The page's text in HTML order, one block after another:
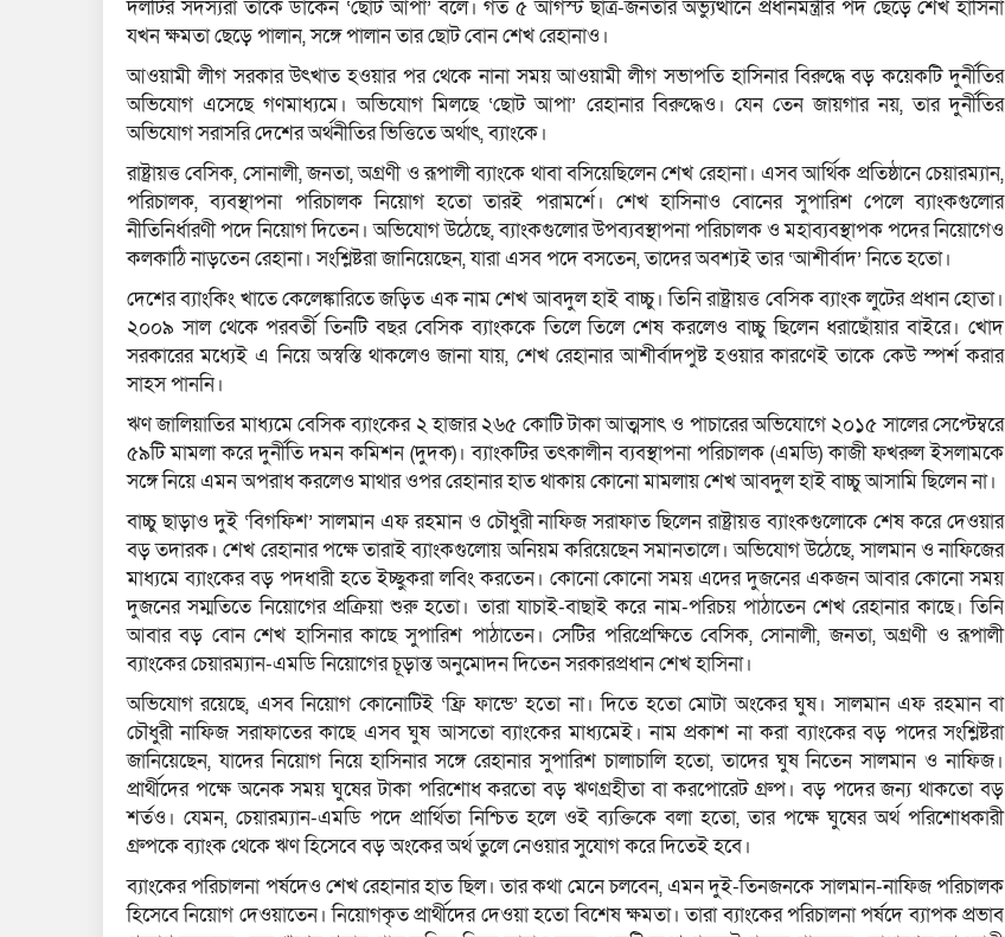
দলটির সদস্যরা তাকে ডাকেন ‘ছোট আপা’ বলে। গত ৫ আগস্ট ছাত্র-জনতার অভ্যুত্থানে প্রধানমন্ত্রীর পদ ছেড়ে শেখ হাসিনা
যখন ক্ষমতা ছেড়ে পালান, সঙ্গে পালান তার ছোট বোন শেখ রেহানাও।
আওয়ামী লীগ সরকার উৎখাত হওয়ার পর থেকে নানা সময় আওয়ামী লীগ সভাপতি হাসিনার বিরুদ্ধে বড় কয়েকটি দুর্নীতির
অভিযোগ এসেছে গণমাধ্যমে। অভিযোগ মিলছে ‘ছোট আপা’ রেহানার বিরুদ্ধেও। যেন তেন জায়গার নয়, তার দুর্নীতির
অভিযোগ সরাসরি দেশের অর্থনীতির ভিত্তিতে অর্থাৎ, ব্যাংকে।
রাষ্ট্রায়ত্ত বেসিক, সোনালী, জনতা, অগ্রণী ও রূপালী ব্যাংকে থাবা বসিয়েছিলেন শেখ রেহানা। এসব আর্থিক প্রতিষ্ঠানে চেয়ারম্যান,
পরিচালক, ব্যবস্থাপনা পরিচালক নিয়োগ হতো তারই পরামর্শে। শেখ হাসিনাও বোনের সুপারিশ পেলে ব্যাংকগুলোর
নীতিনির্ধারণী পদে নিয়োগ দিতেন। অভিযোগ উঠেছে, ব্যাংকগুলোর উপব্যবস্থাপনা পরিচালক ও মহাব্যবস্থাপক পদের নিয়োগেও
কলকাঠি নাড়তেন রেহানা। সংশ্লিষ্টরা জানিয়েছেন, যারা এসব পদে বসতেন, তাদের অবশ্যই তার ‘আশীর্বাদ’ নিতে হতো।
দেশের ব্যাংকিং খাতে কেলেঙ্কারিতে জড়িত এক নাম শেখ আবদুল হাই বাচ্চু। তিনি রাষ্ট্রায়ত্ত বেসিক ব্যাংক লুটের প্রধান হোতা।
২০০৯ সাল থেকে পরবর্তী তিনটি বছর বেসিক ব্যাংককে তিলে তিলে শেষ করলেও বাচ্চু ছিলেন ধরাছোঁয়ার বাইরে। খোদ
সরকারের মধ্যেই এ নিয়ে অস্বস্তি থাকলেও জানা যায়, শেখ রেহানার আশীর্বাদপুষ্ট হওয়ার কারণেই তাকে কেউ স্পর্শ করার
সাহস পাননি।
ঋণ জালিয়াতির মাধ্যমে বেসিক ব্যাংকের ২ হাজার ২৬৫ কোটি টাকা আত্মসাৎ ও পাচারের অভিযোগে ২০১৫ সালের সেপ্টেম্বরে
৫৯টি মামলা করে দুর্নীতি দমন কমিশন (দুদক)। ব্যাংকটির তৎকালীন ব্যবস্থাপনা পরিচালক (এমডি) কাজী ফখরুল ইসলামকে
সঙ্গে নিয়ে এমন অপরাধ করলেও মাথার ওপর রেহানার হাত থাকায় কোনো মামলায় শেখ আবদুল হাই বাচ্চু আসামি ছিলেন না।
বাচ্চু ছাড়াও দুই ‘বিগফিশ’ সালমান এফ রহমান ও চৌধুরী নাফিজ সরাফাত ছিলেন রাষ্ট্রায়ত্ত ব্যাংকগুলোকে শেষ করে দেওয়ার
বড় তদারক। শেখ রেহানার পক্ষে তারাই ব্যাংকগুলোয় অনিয়ম করিয়েছেন সমানতালে। অভিযোগ উঠেছে, সালমান ও নাফিজের
মাধ্যমে ব্যাংকের বড় পদধারী হতে ইচ্ছুকরা লবিং করতেন। কোনো কোনো সময় এদের দুজনের একজন আবার কোনো সময়
দুজনের সম্মতিতে নিয়োগের প্রক্রিয়া শুরু হতো। তারা যাচাই-বাছাই করে নাম-পরিচয় পাঠাতেন শেখ রেহানার কাছে। তিনি
আবার বড় বোন শেখ হাসিনার কাছে সুপারিশ পাঠাতেন। সেটির পরিপ্রেক্ষিতে বেসিক, সোনালী, জনতা, অগ্রণী ও রূপালী
ব্যাংকের চেয়ারম্যান-এমডি নিয়োগের চূড়ান্ত অনুমোদন দিতেন সরকারপ্রধান শেখ হাসিনা।
অভিযোগ রয়েছে, এসব নিয়োগ কোনোটিই ‘ফ্রি ফান্ডে’ হতো না। দিতে হতো মোটা অংকের ঘুষ। সালমান এফ রহমান বা
চৌধুরী নাফিজ সরাফাতের কাছে এসব ঘুষ আসতো ব্যাংকের মাধ্যমেই। নাম প্রকাশ না করা ব্যাংকের বড় পদের সংশ্লিষ্টরা
জানিয়েছেন, যাদের নিয়োগ নিয়ে হাসিনার সঙ্গে রেহানার সুপারিশ চালাচালি হতো, তাদের ঘুষ নিতেন সালমান ও নাফিজ।
প্রার্থীদের পক্ষে অনেক সময় ঘুষের টাকা পরিশোধ করতো বড় ঋণগ্রহীতা বা করপোরেট গ্রুপ। বড় পদের জন্য থাকতো বড়
শর্তও। যেমন, চেয়ারম্যান-এমডি পদে প্রার্থিতা নিশ্চিত হলে ওই ব্যক্তিকে বলা হতো, তার পক্ষে ঘুষের অর্থ পরিশোধকারী
গ্রুপকে ব্যাংক থেকে ঋণ হিসেবে বড় অংকের অর্থ তুলে নেওয়ার সুযোগ করে দিতেই হবে।
ব্যাংকের পরিচালনা পর্ষদেও শেখ রেহানার হাত ছিল। তার কথা মেনে চলবেন, এমন দুই-তিনজনকে সালমান-নাফিজ পরিচালক
হিসেবে নিয়োগ দেওয়াতেন। নিয়োগকৃত প্রার্থীদের দেওয়া হতো বিশেষ ক্ষমতা। তারা ব্যাংকের পরিচালনা পর্ষদে ব্যাপক প্রভাব